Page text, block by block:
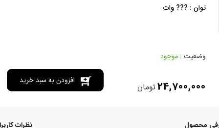
توان : ??? وات
وضعیت : موجود
24,700,000تومان
افزودن به سبد خرید
محصول نظرات